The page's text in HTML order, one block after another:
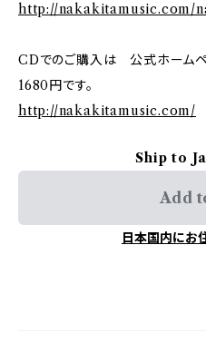
http://nakakitamusic.com/
CDでのご購入は 公式ホーム
1680円です。
http://nakakitamusic.com/
Ship to
Add
日本国内にお